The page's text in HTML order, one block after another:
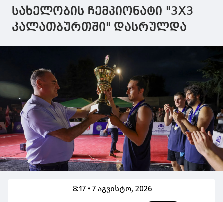
გუნდი -
ყველაფერს
გავაკეთებ ამ
ქვეყნის სიხარული
და სიამაყეა“
პრეტენზია
გვაქვს -
გაუმარჯოს
სახელობის ჩემპიონატი "3X3
კალათბურთში" დასრულდა
8:17 • 7 აგვისტო, 2026